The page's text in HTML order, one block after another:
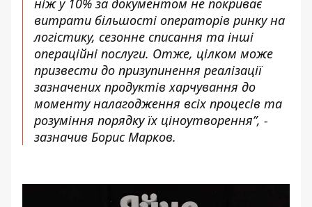
ніж у 10% за документом не покриває
витрати більшості операторів ринку на
логістику, сезонне списання та інші
операційні послуги. Отже, цілком може
призвести до призупинення реалізації
зазначених продуктів харчування до
моменту налагодження всіх процесів та
розуміння порядку їх ціноутворення”, -
зазначив Борис Марков.